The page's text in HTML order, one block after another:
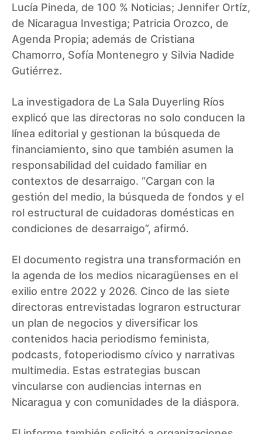
Lucía Pineda, de 100 % Noticias; Jennifer Ortíz,
de Nicaragua Investiga; Patricia Orozco, de
Agenda Propia; además de Cristiana
Chamorro, Sofía Montenegro y Silvia Nadide
Gutiérrez.
La investigadora de La Sala Duyerling Ríos
explicó que las directoras no solo conducen la
línea editorial y gestionan la búsqueda de
financiamiento, sino que también asumen la
responsabilidad del cuidado familiar en
contextos de desarraigo. “Cargan con la
gestión del medio, la búsqueda de fondos y el
rol estructural de cuidadoras domésticas en
condiciones de desarraigo”, afirmó.
El documento registra una transformación en
la agenda de los medios nicaragüenses en el
exilio entre 2022 y 2026. Cinco de las siete
directoras entrevistadas lograron estructurar
un plan de negocios y diversificar los
contenidos hacia periodismo feminista,
podcasts, fotoperiodismo cívico y narrativas
multimedia. Estas estrategias buscan
vincularse con audiencias internas en
Nicaragua y con comunidades de la diáspora.